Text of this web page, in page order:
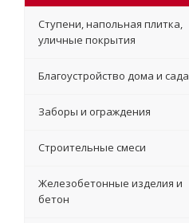
Ступени, напольная плитка,
уличные покрытия
Благоустройство дома и сада
Заборы и ограждения
Строительные смеси
Железобетонные изделия и
бетон